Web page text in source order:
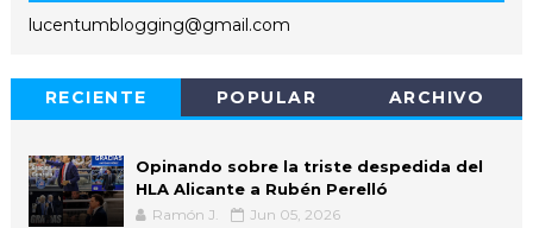
lucentumblogging@gmail.com
RECIENTE POPULAR ARCHIVO
Opinando sobre la triste despedida del
HLA Alicante a Rubén Perelló
Ramón J. Jun 05, 2026